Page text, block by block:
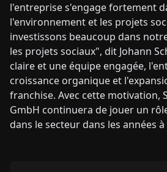
l'entreprise s'engage fortement
l'environnement et les projets
investissons beaucoup dans
les projets sociaux", dit Johann
claire et une équipe engagée,
croissance organique et
franchise. Avec cette motivation,
GmbH continuera de jouer un
dans le secteur dans les années à